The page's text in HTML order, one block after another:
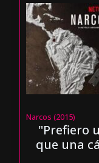
Narcos (2015)
"Prefiero
que una